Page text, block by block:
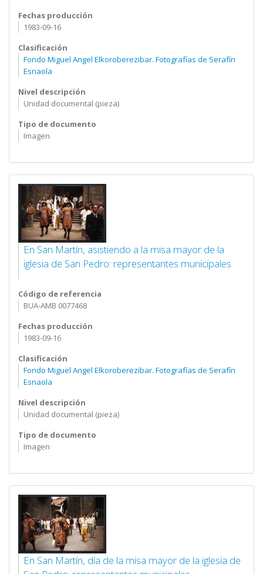
Fechas producción
1983-09-16
Clasificación
Fondo Miguel Angel Elkoroberezibar. Fotografías de Serafín
Esnaola
Nivel descripción
Unidad documental (pieza)
Tipo de documento
Imagen
En San Martín, asistiendo a la misa mayor de la
iglesia de San Pedro: representantes municipales
Código de referencia
BUA-AMB 0077468
Fechas producción
1983-09-16
Clasificación
Fondo Miguel Angel Elkoroberezibar. Fotografías de Serafín
Esnaola
Nivel descripción
Unidad documental (pieza)
Tipo de documento
Imagen
En San Martín, día de la misa mayor de la iglesia de